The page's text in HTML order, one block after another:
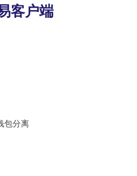
客户端
包分离